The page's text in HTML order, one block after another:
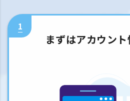
1
まずはアカウン